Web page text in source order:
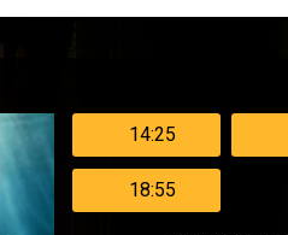
14:25
18:55